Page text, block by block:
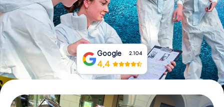
Koop cadeaubonnen
Google 2.104
4,4